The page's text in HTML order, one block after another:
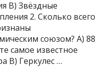
В) Звёздные
2. Сколько всего
союзом? А) 88
самое известное
В) Геркулес …